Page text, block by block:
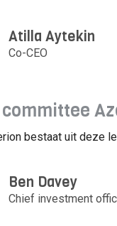
Atilla Aytekin
Co-CEO
bestaat uit deze
Ben Davey
Chief investment